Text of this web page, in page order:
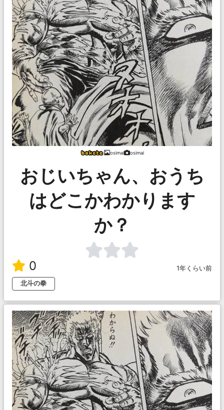
osimai osimai
おじいちゃん、おうち
はどこかわかります
か？
0
1年くらい前
北斗の拳